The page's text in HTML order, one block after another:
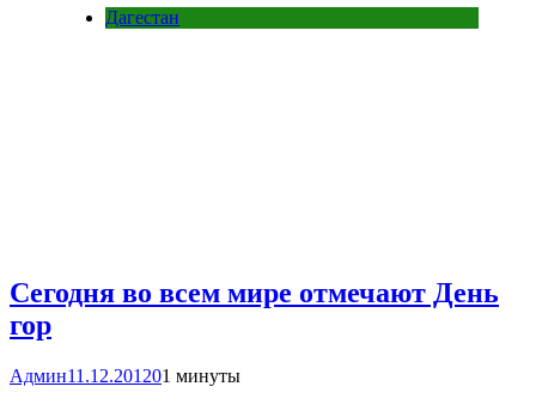
Дагестан
Сегодня во всем мире отмечают День
гор
Админ11.12.201201 минуты